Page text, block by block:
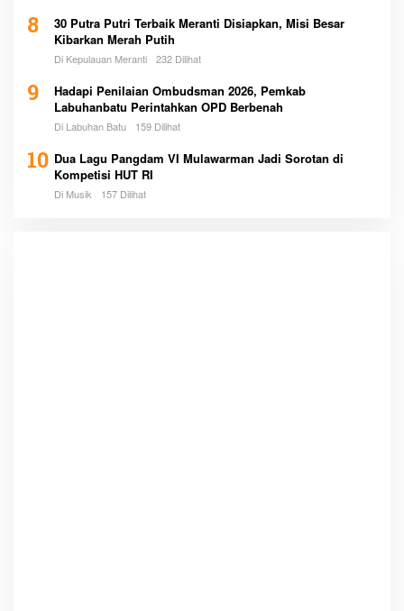
8
30 Putra Putri Terbaik Meranti Disiapkan, Misi Besar
Kibarkan Merah Putih
Di Kepulauan Meranti 232 Dilihat
9
Hadapi Penilaian Ombudsman 2026, Pemkab
Labuhanbatu Perintahkan OPD Berbenah
Di Labuhan Batu 159 Dilihat
10 Dua Lagu Pangdam VI Mulawarman Jadi Sorotan di
Kompetisi HUT RI
Di Musik 157 Dilihat